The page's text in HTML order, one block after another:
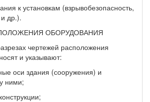
к установкам (взрывобезопасность,
и др.).
ОБОРУДОВАНИЯ
чертежей расположения
и указывают:
оси здания (сооружения) и
ними;